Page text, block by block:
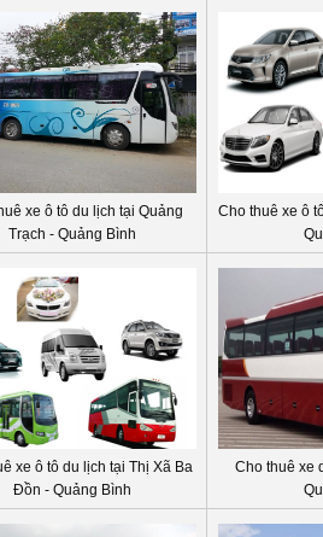
xe ô tô du lịch tại Quảng
Trạch - Quảng Bình
Cho thuê xe ô
xe ô tô du lịch tại Thị Xã Ba
Đồn - Quảng Bình
Cho thuê xe